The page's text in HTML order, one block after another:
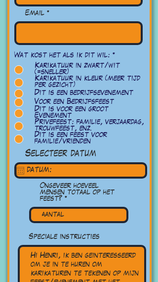
Email
Wat kost het als ik dit wil: *필
수
Karikatuur in zwart/wit
(=sneller)
Karikatuur in kleur (meer tijd
per gezicht)
Dit is een bedrijfsevenement
Voor een Bedrijfsfeest
Dit is voor een groot
Evenement
Privefeest: familie, verjaardag,
trouwfeest, enz.
Dit is een feest voor
familie/vrienden
Selecteer datum
Ongeveer hoeveel
mensen totaal op het
feest?
Speciale instructies